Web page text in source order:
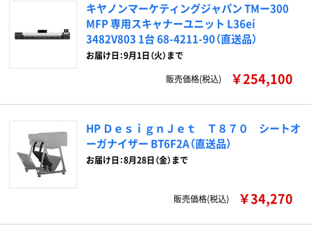
キヤノンマーケティングジャパン TMー300
MFP 専用スキャナーユニット L36ei
3482V803 1台 68-4211-90（直送品）
お届け日：9月1日（火）まで
販売価格(税込)
￥254,100
HP ＤｅｓｉｇｎＪｅｔ Ｔ８７０ シートオ
ーガナイザー BT6F2A（直送品）
お届け日：8月28日（金）まで
販売価格(税込) ￥34,270